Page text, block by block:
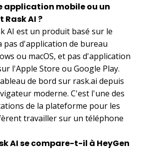
application mobile ou un
AI ?
AI est un produit basé sur le
pas d'application de bureau
ou macOS, et pas d'application
l'Apple Store ou Google Play.
de bord sur rask.ai depuis
moderne. C'est l'une des
de la plateforme pour les
travailler sur un téléphone
AI se compare-t-il à HeyGen